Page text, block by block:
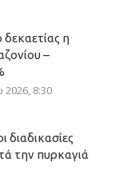
δεκαετίας η
–
8:30
διαδικασίες
την πυρκαγιά